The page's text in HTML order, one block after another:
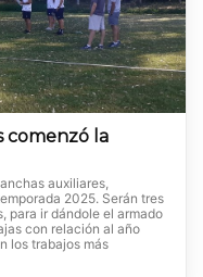
comenzó la
auxiliares,
2025. Serán tres
para ir dándole el armado
con relación al año
los trabajos más